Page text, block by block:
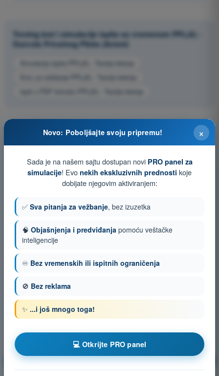
Trening test i simulacije ispita sa vremenom PPL(A) -
Dozvola Privatnog Pilota (Avioni)
Simulacija ispita PPL(A) - Teorija letenja
Kviz za vežbanje PPL(A) - Teorija letenja
Teorija letenja Vežbanje!
×
Novo: Poboljšajte svoju pripremu!
Sada je na našem sajtu dostupan novi PRO panel za
simulacije! Evo nekih ekskluzivnih prednosti koje
dobijate njegovim aktiviranjem:
✅ Sva pitanja za vežbanje, bez izuzetka
🧠 Objašnjenja i predviđanja pomoću veštačke
inteligencije
♾️ Bez vremenskih ili ispitnih ograničenja
🚫 Bez reklama
✨ ...i još mnogo toga!
💻 Otkrijte PRO panel